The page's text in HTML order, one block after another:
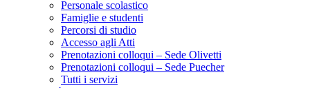
Personale scolastico
Famiglie e studenti
Percorsi di studio
Accesso agli Atti
Prenotazioni colloqui – Sede Olivetti
Prenotazioni colloqui – Sede Puecher
Tutti i servizi